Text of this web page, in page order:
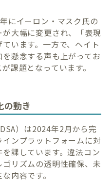
にイーロン・マスク氏の
大幅に変更され、「表現
います。一方で、ヘイト
懸念する声も上がってお
課題となっています。
の動き
）は2024年2月から完
ンプラットフォームに対
課しています。違法コン
リズムの透明性確保、未
内容です。